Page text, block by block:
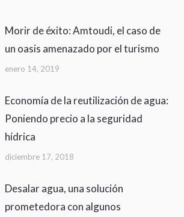
Morir de éxito: Amtoudi, el caso de
un oasis amenazado por el turismo
enero 14, 2019
Economía de la reutilización de agua:
Poniendo precio a la seguridad
hídrica
diciembre 17, 2018
Desalar agua, una solución
prometedora con algunos